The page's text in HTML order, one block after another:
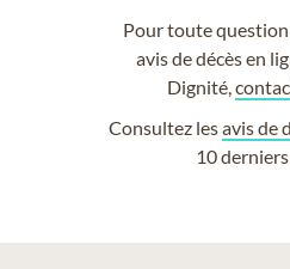
Pour toute
avis de décès en
Dignité,
Consultez lesavis de
10